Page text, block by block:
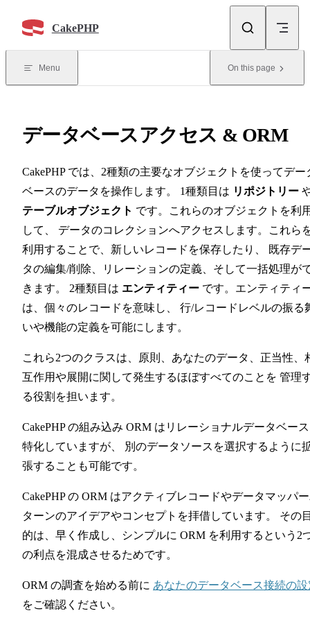
CakePHP
Menu On this page
データベースアクセス & ORM
CakePHP では、2種類の主要なオブジェクトを使ってデー
ベースのデータを操作します。 1種類目は リポジトリー
テーブルオブジェクト です。これらのオブジェクトを利
して、 データのコレクションへアクセスします。これら
利用することで、新しいレコードを保存したり、 既存デ
タの編集/削除、リレーションの定義、そして一括処理が
きます。 2種類目は エンティティー です。エンティティ
は、個々のレコードを意味し、 行/レコードレベルの振る
いや機能の定義を可能にします。
これら2つのクラスは、原則、あなたのデータ、正当性、
互作用や展開に関して発生するほぼすべてのことを 管理
る役割を担います。
CakePHP の組み込み ORM はリレーショナルデータベー
特化していますが、 別のデータソースを選択するように
張することも可能です。
CakePHP の ORM はアクティブレコードやデータマッパ
ターンのアイデアやコンセプトを拝借しています。 その
的は、早く作成し、シンプルに ORM を利用するという2
の利点を混成させるためです。
ORM の調査を始める前に あなたのデータベース接続の設
をご確認ください。